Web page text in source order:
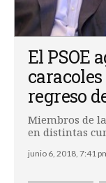
El PSOE
regreso
Miembros de
en distintas
junio 6, 2018, 7:41